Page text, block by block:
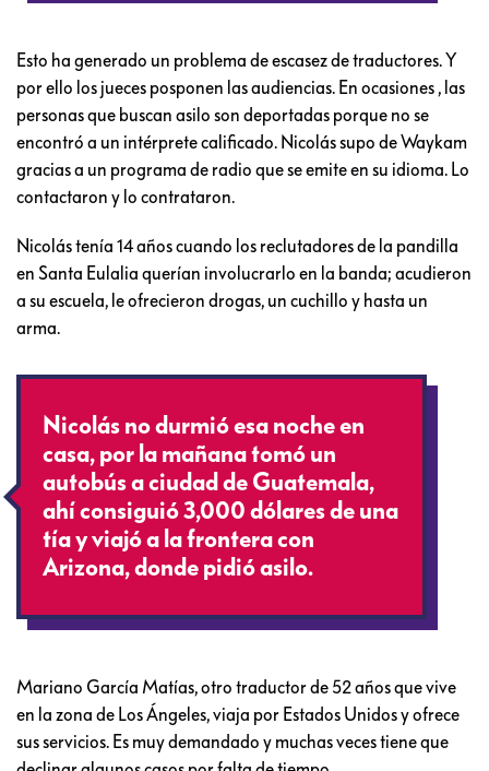
Esto ha generado un problema de escasez de traductores. Y
por ello los jueces posponen las audiencias. En ocasiones , las
personas que buscan asilo son deportadas porque no se
encontró a un intérprete calificado. Nicolás supo de Waykam
gracias a un programa de radio que se emite en su idioma. Lo
contactaron y lo contrataron.
Nicolás tenía 14 años cuando los reclutadores de la pandilla
en Santa Eulalia querían involucrarlo en la banda; acudieron
a su escuela, le ofrecieron drogas, un cuchillo y hasta un
arma.
Nicolás no durmió esa noche en
casa, por la mañana tomó un
autobús a ciudad de Guatemala,
ahí consiguió 3,000 dólares de una
tía y viajó a la frontera con
Arizona, donde pidió asilo.
Mariano García Matías, otro traductor de 52 años que vive
en la zona de Los Ángeles, viaja por Estados Unidos y ofrece
sus servicios. Es muy demandado y muchas veces tiene que